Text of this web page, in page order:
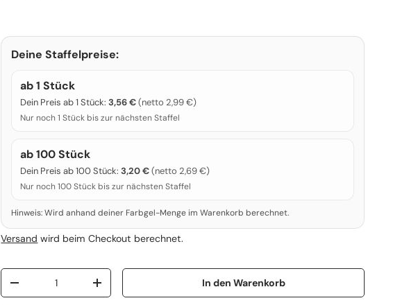
Deine Staffelpreise:
ab 1 Stück
Dein Preis ab 1 Stück:3,56 € (netto 2,99 €)
Nur noch 1 Stück bis zur nächsten Staffel
ab 100 Stück
Dein Preis ab 100 Stück:3,20 € (netto 2,69 €)
Nur noch 100 Stück bis zur nächsten Staffel
Hinweis: Wird anhand deiner Farbgel-Menge im Warenkorb berechnet.
Versand wird beim Checkout berechnet.
Anzahl
Menge verringernMenge erhöhen In den Warenkorb